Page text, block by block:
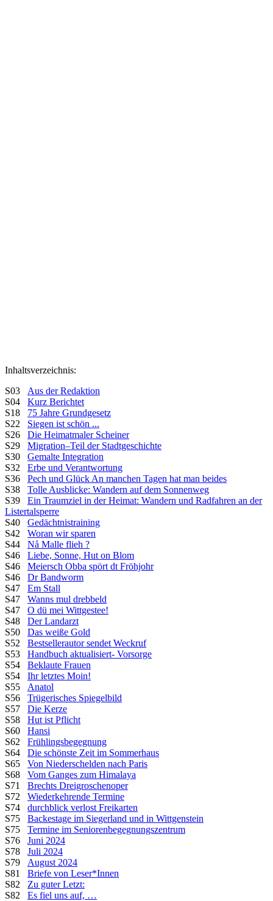
Inhaltsverzeichnis:
S03 Aus der Redaktion
S04 Kurz Berichtet
S18 75 Jahre Grundgesetz
S22 Siegen ist schön ...
S26 Die Heimatmaler Scheiner
S29 Migration–Teil der Stadtgeschichte
S30 Gemalte Integration
S32 Erbe und Verantwortung
S36 Pech und Glück An manchen Tagen hat man beides
S38 Tolle Ausblicke: Wandern auf dem Sonnenweg
S39 Ein Traumziel in der Heimat: Wandern und Radfahren an der
Listertalsperre
S40 Gedächtnistraining
S42 Woran wir sparen
S44 Nå Malle flieh ?
S46 Liebe, Sonne, Hut on Blom
S46 Meiersch Obba spört dt Fröhjohr
S46 Dr Bandworm
S47 Em Stall
S47 Wanns mul drebbeld
S47 O dü mei Wittgestee!
S48 Der Landarzt
S50 Das weiße Gold
S52 Bestsellerautor sendet Weckruf
S53 Handbuch aktualisiert- Vorsorge
S54 Beklaute Frauen
S54 Ihr letztes Moin!
S55 Anatol
S56 Trügerisches Spiegelbild
S57 Die Kerze
S58 Hut ist Pflicht
S60 Hansi
S62 Frühlingsbegegnung
S64 Die schönste Zeit im Sommerhaus
S65 Von Niederschelden nach Paris
S68 Vom Ganges zum Himalaya
S71 Brechts Dreigroschenoper
S72 Wiederkehrende Termine
S74 durchblick verlost Freikarten
S75 Backestage im Siegerland und in Wittgenstein
S75 Termine im Seniorenbegegnungszentrum
S76 Juni 2024
S78 Juli 2024
S79 August 2024
S81 Briefe von Leser*Innen
S82 Zu guter Letzt:
S82 Es fiel uns auf, …